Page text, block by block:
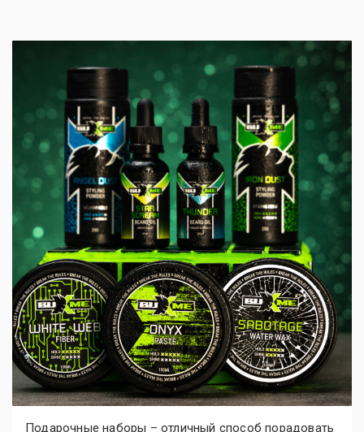
Подарочные наборы – отличный способ порадовать